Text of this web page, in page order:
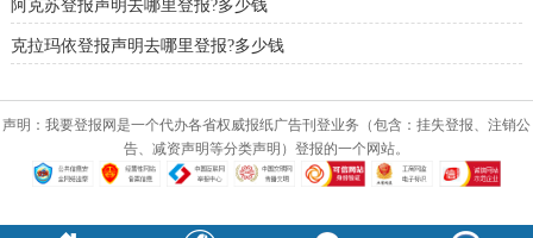
阿克苏登报声明去哪里登报?多少钱
克拉玛依登报声明去哪里登报?多少钱
声明：我要登报网是一个代办各省权威报纸广告刊登业务（包含：挂失登报、注销公
告、减资声明等分类声明）登报的一个网站。